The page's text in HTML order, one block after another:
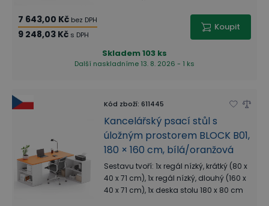
7 643,00 Kč bez DPH
9 248,03 Kč s DPH
Koupit
Skladem103 ks
Další naskladníme 13. 8. 2026 - 1 ks
Kód zboží: 611445
Kancelářský psací stůl s
úložným prostorem BLOCK B01,
180 × 160 cm, bílá/oranžová
Sestavu tvoří: 1x regál nízký, krátký (80 x
40 x 71 cm), 1x regál nízký, dlouhý (160 x
40 x 71 cm), 1x deska stolu 180 x 80 cm